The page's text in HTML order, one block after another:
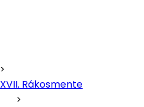
XVII. Rákosmente